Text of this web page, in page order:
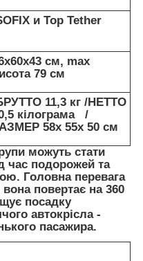
и Top Tether
см, max
79 см
11,3 кг /НЕТТО
кілограма /
58х 55х 50 см
можуть стати
час подорожей та
Головна перевага
повертає на 360
посадку
автокрісла -
пасажира.